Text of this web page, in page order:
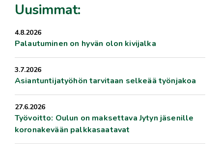
Uusimmat:
4.8.2026
Palautuminen on hyvän olon kivijalka
3.7.2026
Asiantuntijatyöhön tarvitaan selkeää työnjakoa
27.6.2026
Työvoitto: Oulun on maksettava Jytyn jäsenille
koronakevään palkkasaatavat